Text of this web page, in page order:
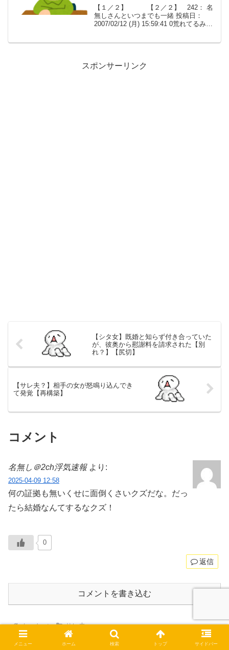
て話があるぞ。」【１／２】
【１／２】 【２／２】 242： 名
無しさんといつまでも一緒 投稿日：
2007/02/12 (月) 15:59:41 0荒れてるみた
スポンサーリンク
【シタ女】既婚と知らず付き合っていた
が、彼奥から慰謝料を請求された【別
れ？】【尻切】
【サレ夫？】相手の女が怒鳴り込んでき
て発覚【再構築】
コメント
名無し＠2ch浮気速報 より:
2025-04-09 12:58
何の証拠も無いくせに面倒くさいクズだな。だっ
たら結婚なんてするなクズ！
0
返信
コメントを書き込む
ホーム サレ夫
メニュー ホーム 検索 トップ サイドバー